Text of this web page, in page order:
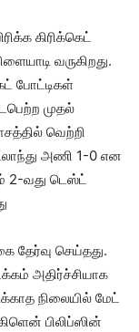
கிரிக்கெட்
வருகிறது.
போட்டிகள்
முதல்
வெற்றி
அணி 1-0 என
2-வது டெஸ்ட்
தேர்வு செய்தது.
அதிர்ச்சியாக
நிலையில் மேட்
பிலிப்ஸின்